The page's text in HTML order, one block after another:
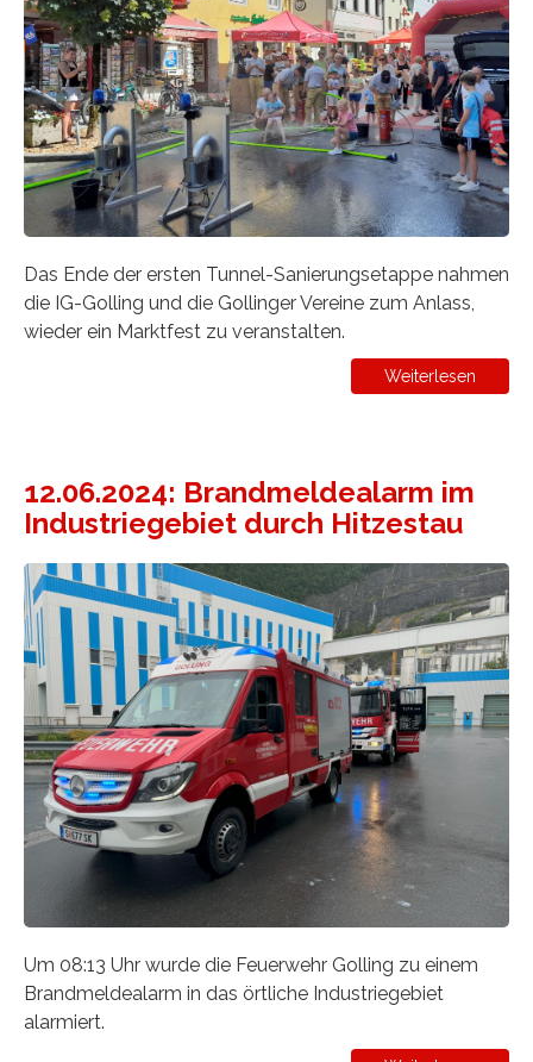
Das Ende der ersten Tunnel-Sanierungsetappe nahmen
die IG-Golling und die Gollinger Vereine zum Anlass,
wieder ein Marktfest zu veranstalten.
Weiterlesen
12.06.2024: Brandmeldealarm im
Industriegebiet durch Hitzestau
Um 08:13 Uhr wurde die Feuerwehr Golling zu einem
Brandmeldealarm in das örtliche Industriegebiet
alarmiert.